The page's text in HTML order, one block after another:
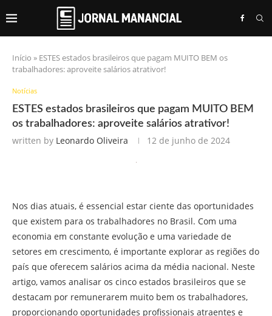
Início » ESTES estados brasileiros que pagam MUITO BEM os
trabalhadores: aproveite salários atrativor!
Notícias
ESTES estados brasileiros que pagam MUITO BEM
os trabalhadores: aproveite salários atrativor!
written by Leonardo Oliveira 12 de junho de 2024
Nos dias atuais, é essencial estar ciente das oportunidades
que existem para os trabalhadores no Brasil. Com uma
economia em constante evolução e uma variedade de
setores em crescimento, é importante explorar as regiões do
país que oferecem salários acima da média nacional. Neste
artigo, vamos analisar os cinco estados brasileiros que se
destacam por remunerarem muito bem os trabalhadores,
proporcionando oportunidades profissionais atraentes e